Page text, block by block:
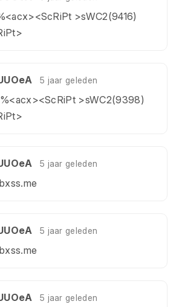
>sWC2(9416)
5 jaar geleden
>sWC2(9398)
5 jaar geleden
5 jaar geleden
5 jaar geleden